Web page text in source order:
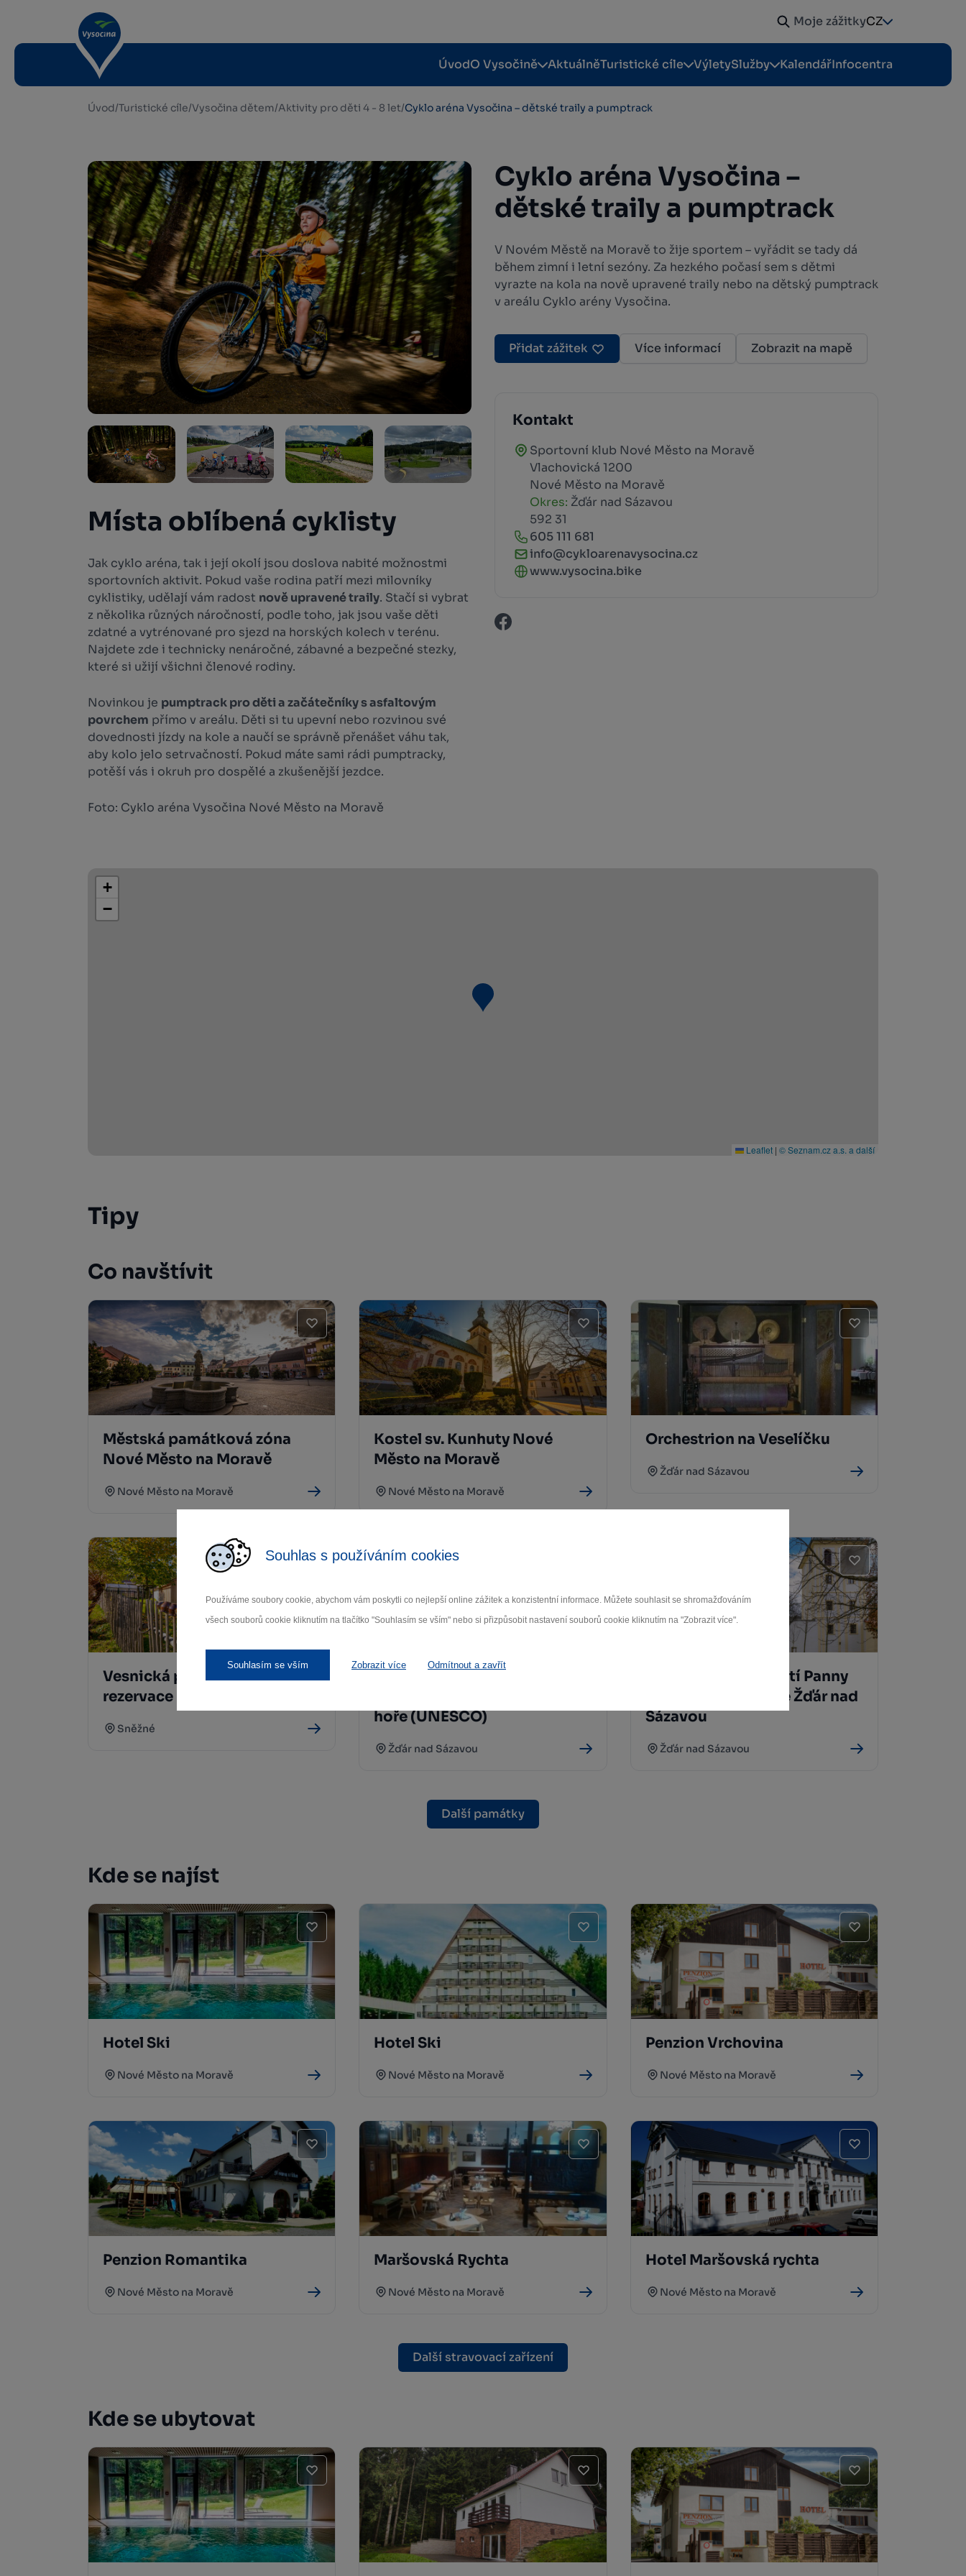
Souhlas s používáním cookies
Používáme soubory cookie, abychom vám poskytli co nejlepší online zážitek a konzistentní informace. Můžete souhlasit se shromažďováním
všech souborů cookie kliknutím na tlačítko "Souhlasím se vším" nebo si přizpůsobit nastavení souborů cookie kliknutím na "Zobrazit více".
Souhlasím se vším Zobrazit více Odmítnout a zavřít
Moje zážitkyCZ
ÚvodO Vysočině AktuálněTuristické cíle VýletySlužby KalendářInfocentra
Úvod/Turistické cíle/Vysočina dětem/Aktivity pro děti 4 - 8 let/Cyklo aréna Vysočina – dětské traily a pumptrack
Cyklo aréna Vysočina –
dětské traily a pumptrack
V Novém Městě na Moravě to žije sportem – vyřádit se tady dá
během zimní i letní sezóny. Za hezkého počasí sem s dětmi
vyrazte na kola na nově upravené traily nebo na dětský pumptrack
v areálu Cyklo arény Vysočina.
Přidat zážitek Více informací Zobrazit na mapě
Kontakt
Sportovní klub Nové Město na Moravě
Vlachovická 1200
Nové Město na Moravě
Okres: Žďár nad Sázavou
592 31
605 111 681
info@cykloarenavysocina.cz
www.vysocina.bike
Místa oblíbená cyklisty
Jak cyklo aréna, tak i její okolí jsou doslova nabité možnostmi
sportovních aktivit. Pokud vaše rodina patří mezi milovníky
cyklistiky, udělají vám radost nově upravené traily. Stačí si vybrat
z několika různých náročností, podle toho, jak jsou vaše děti
zdatné a vytrénované pro sjezd na horských kolech v terénu.
Najdete zde i technicky nenáročné, zábavné a bezpečné stezky,
které si užijí všichni členové rodiny.
Novinkou je pumptrack pro děti a začátečníky s asfaltovým
povrchem přímo v areálu. Děti si tu upevní nebo rozvinou své
dovednosti jízdy na kole a naučí se správně přenášet váhu tak,
aby kolo jelo setrvačností. Pokud máte sami rádi pumptracky,
potěší vás i okruh pro dospělé a zkušenější jezdce.
Foto: Cyklo aréna Vysočina Nové Město na Moravě
+
−
Leaflet | © Seznam.cz a.s. a další
Tipy
Co navštívit
Městská památková zóna
Nové Město na Moravě
Nové Město na Moravě
Kostel sv. Kunhuty Nové
Město na Moravě
Nové Město na Moravě
Orchestrion na Veselíčku
Žďár nad Sázavou
Vesnická památková
rezervace Krátká
Sněžné
hoře (UNESCO)
Žďár nad Sázavou
Bazilika Nanebevzetí Panny
Marie a sv. Mikuláše Žďár nad
Sázavou
Žďár nad Sázavou
Další památky
Kde se najíst
Hotel Ski
Nové Město na Moravě
Hotel Ski
Nové Město na Moravě
Penzion Vrchovina
Nové Město na Moravě
Penzion Romantika
Nové Město na Moravě
Maršovská Rychta
Nové Město na Moravě
Hotel Maršovská rychta
Nové Město na Moravě
Další stravovací zařízení
Kde se ubytovat